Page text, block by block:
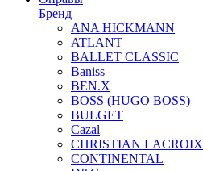
Бренд
ANA HICKMANN
ATLANT
BALLET CLASSIC
Baniss
BEN.X
BOSS (HUGO BOSS)
BULGET
Cazal
CHRISTIAN LACROIX
CONTINENTAL